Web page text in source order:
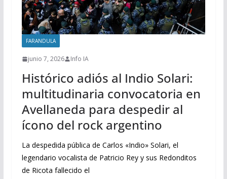
FARANDULA
junio 7, 2026 Info IA
Histórico adiós al Indio Solari:
multitudinaria convocatoria en
Avellaneda para despedir al
ícono del rock argentino
La despedida pública de Carlos «Indio» Solari, el
legendario vocalista de Patricio Rey y sus Redonditos
de Ricota fallecido el